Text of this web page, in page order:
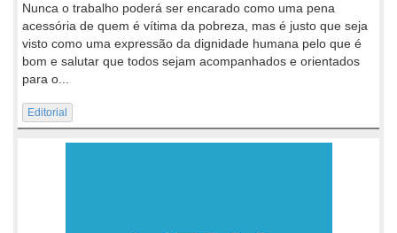
Nunca o trabalho poderá ser encarado como uma pena
acessória de quem é vítima da pobreza, mas é justo que seja
visto como uma expressão da dignidade humana pelo que é
bom e salutar que todos sejam acompanhados e orientados
para o...
Editorial